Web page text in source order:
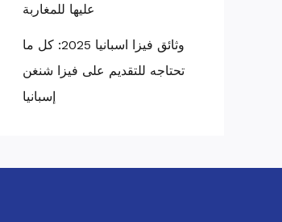
عليها للمغاربة
وثائق فيزا اسبانيا 2025: كل ما
تحتاجه للتقديم على فيزا شنغن
إسبانيا